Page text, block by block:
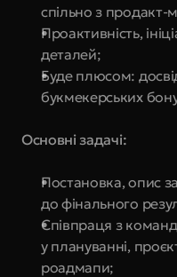
спільно з
Проактивність,
деталей;
Буде плюсом:
букмекерських
Основні задачі:
Постановка, опис
до фінального
Співпраця з
у плануванні,
роадмапи;